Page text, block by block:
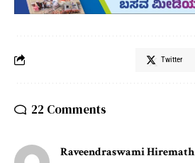
Twitter
22 Comments
Raveendraswami Hiremath